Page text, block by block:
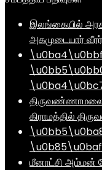
இலங்கையில்
அகமுடையார்
திருவண்ணாமலை
கிராமத்தில்
மீனாட்சி அம்மன்